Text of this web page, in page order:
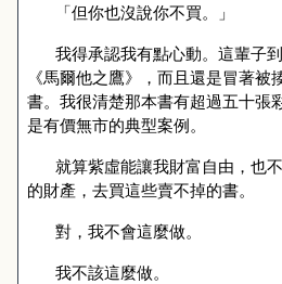
「但你也沒說你不買。」
我得承認我有點心動。這輩子
《馬爾他之鷹》，而且還是冒著被
書。我很清楚那本書有超過五十張
是有價無市的典型案例。
就算紫虛能讓我財富自由，也
的財產，去買這些賣不掉的書。
對，我不會這麼做。
我不該這麼做。